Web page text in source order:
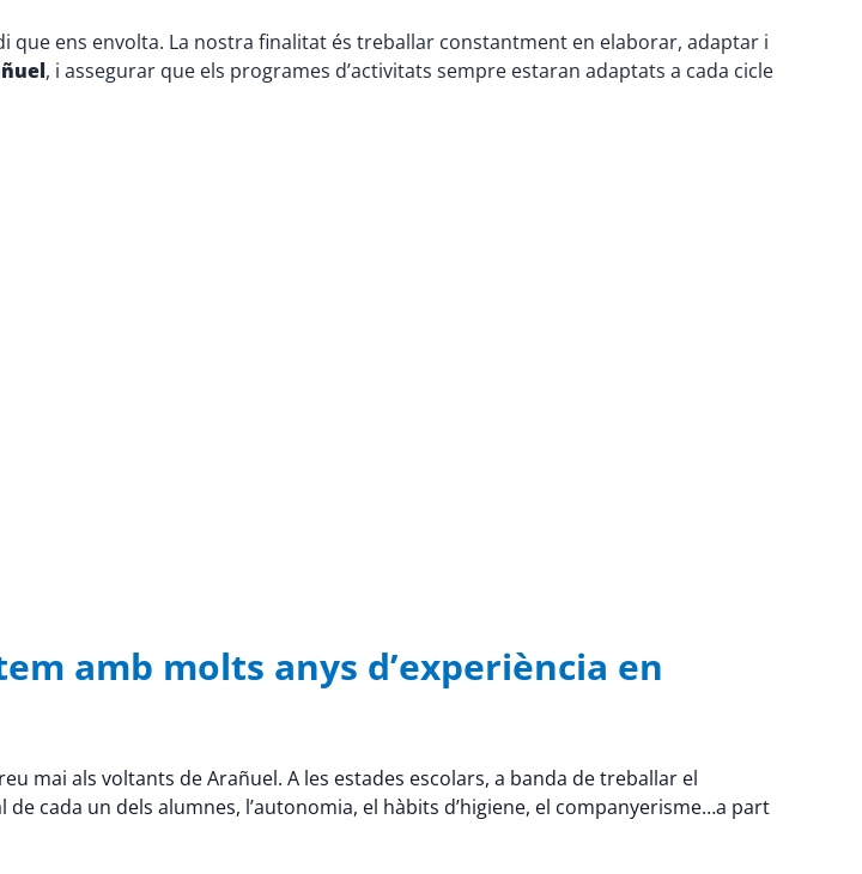
ens envolta. La nostra finalitat és treballar constantment en elaborar, adaptar i
, i assegurar que els programes d’activitats sempre estaran adaptats a cada cicle
amb molts anys d’experiència en
mai als voltants de Arañuel. A les estades escolars, a banda de treballar el
cada un dels alumnes, l’autonomia, el hàbits d’higiene, el companyerisme…a part